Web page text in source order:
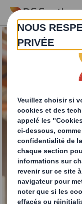
Skip to main content
Une
parfaite